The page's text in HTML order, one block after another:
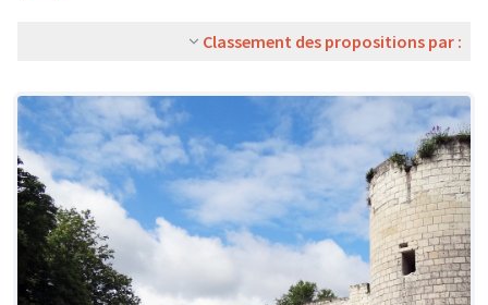
Classement des propositions par :